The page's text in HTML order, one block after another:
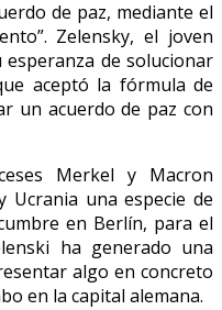
de paz, mediante el
Zelensky, el joven
de solucionar
aceptó la fórmula de
un acuerdo de paz con
Merkel y Macron
Ucrania una especie de
en Berlín, para el
ha generado una
algo en concreto
en la capital alemana.